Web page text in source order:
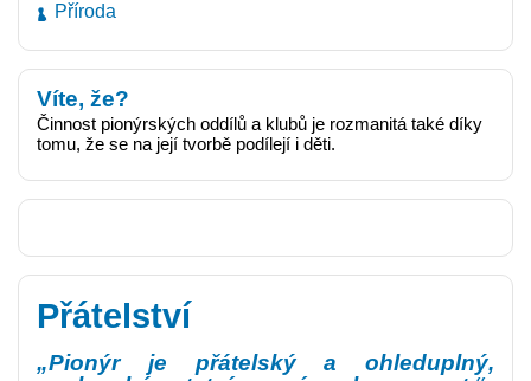
Příroda
Víte, že?
Činnost pionýrských oddílů a klubů je rozmanitá také díky
tomu, že se na její tvorbě podílejí i děti.
Přátelství
„Pionýr je přátelský a ohleduplný,